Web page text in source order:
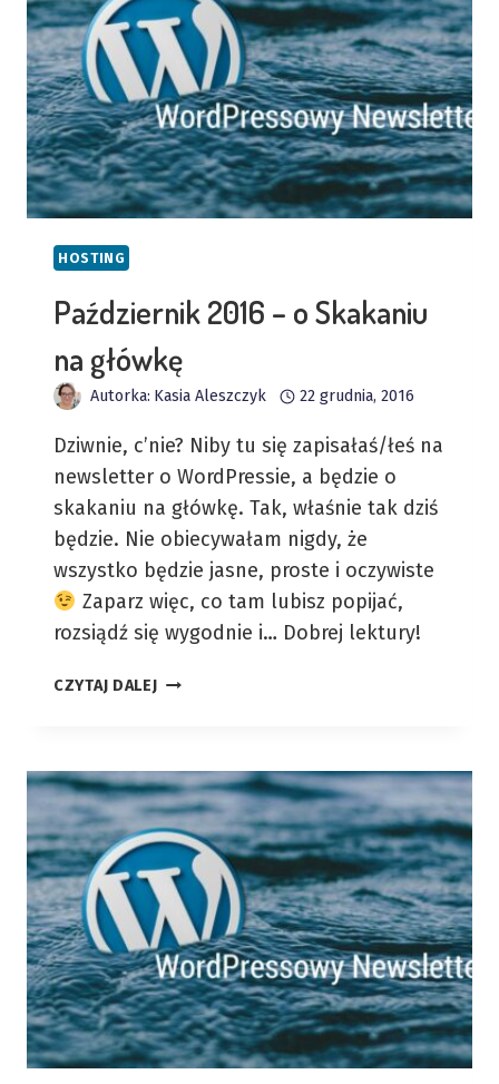
KLIENTAMI
HOSTING
Październik 2016 – o Skakaniu
na główkę
Autorka: Kasia Aleszczyk 22 grudnia, 2016
Dziwnie, c’nie? Niby tu się zapisałaś/łeś na
newsletter o WordPressie, a będzie o
skakaniu na główkę. Tak, właśnie tak dziś
będzie. Nie obiecywałam nigdy, że
wszystko będzie jasne, proste i oczywiste
Zaparz więc, co tam lubisz popijać,
rozsiądź się wygodnie i… Dobrej lektury!
CZYTAJ DALEJPAŹDZIERNIK
SKAKANIU
NA
GŁÓWKĘ